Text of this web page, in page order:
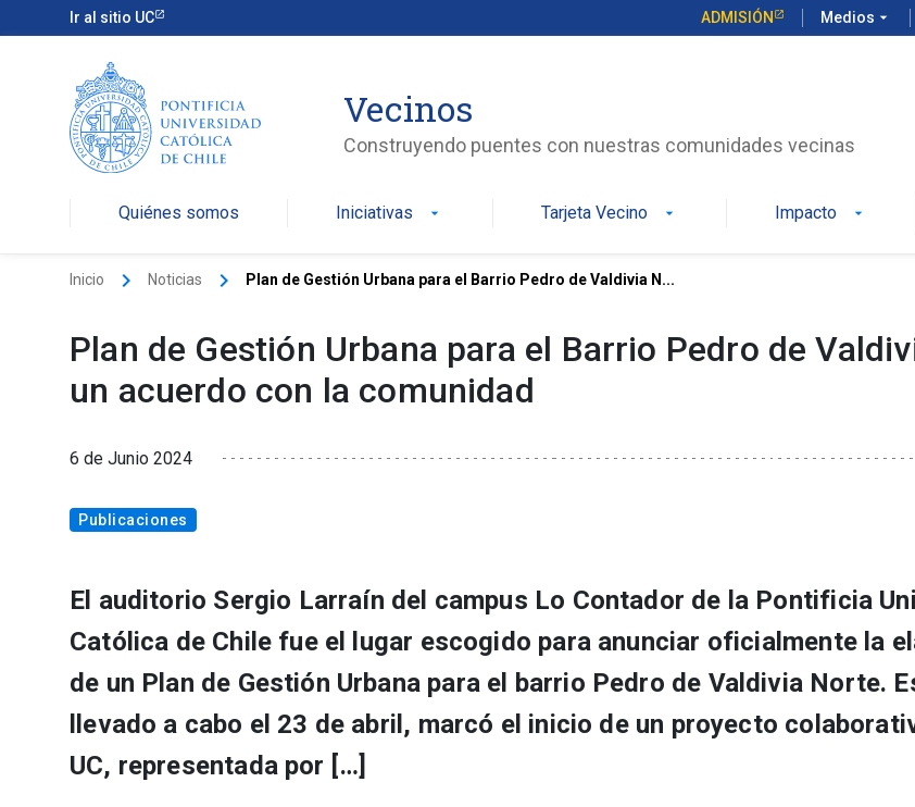
Ir al sitio UC ADMISIÓN Medios arrow_drop_down
Vecinos
Construyendo puentes con nuestras comunidades vecinas
Quiénes somos Iniciativas arrow_drop_down Tarjeta Vecino arrow_drop_down Impacto arrow_drop_down
Inicio keyboard_arrow_right Noticias keyboard_arrow_right Plan de Gestión Urbana para el Barrio Pedro de Valdivia N...
Plan de Gestión Urbana para el Barrio Pedro de
un acuerdo con la comunidad
6 de Junio 2024
Publicaciones
El auditorio Sergio Larraín del campus Lo Contador de la Pontificia
Católica de Chile fue el lugar escogido para anunciar oficialmente la
de un Plan de Gestión Urbana para el barrio Pedro de Valdivia Norte.
llevado a cabo el 23 de abril, marcó el inicio de un proyecto
UC, representada por […]